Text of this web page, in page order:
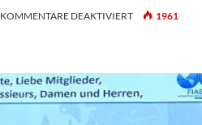
KOMMENTARE DEAKTIVIERTFÜR
ERSTE
1961